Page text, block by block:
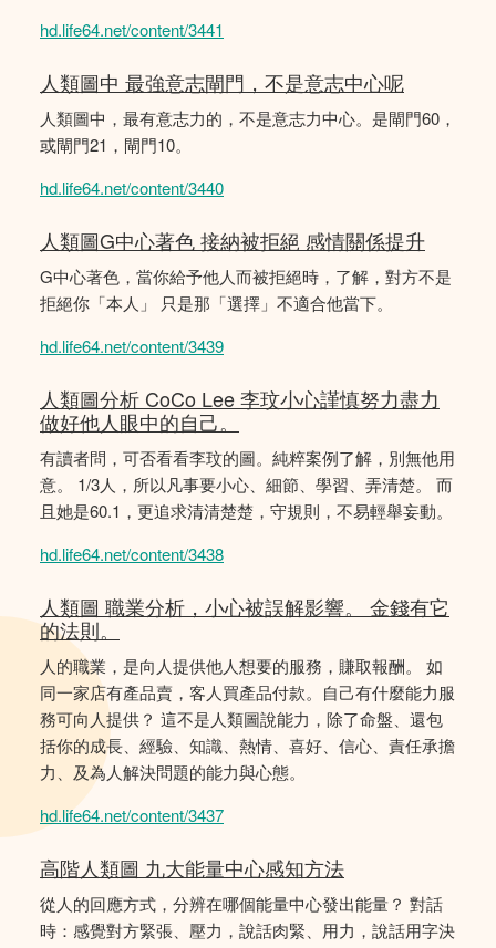
hd.life64.net/content/3441
人類圖中 最強意志閘門，不是意志中心呢
人類圖中，最有意志力的，不是意志力中心。是閘門60，
或閘門21，閘門10。
hd.life64.net/content/3440
人類圖G中心著色 接納被拒絕 感情關係提升
G中心著色，當你給予他人而被拒絕時，了解，對方不是
拒絕你「本人」 只是那「選擇」不適合他當下。
hd.life64.net/content/3439
人類圖分析 CoCo Lee 李玟小心謹慎努力盡力
做好他人眼中的自己。
有讀者問，可否看看李玟的圖。純粹案例了解，別無他用
意。 1/3人，所以凡事要小心、細節、學習、弄清楚。 而
且她是60.1，更追求清清楚楚，守規則，不易輕舉妄動。
hd.life64.net/content/3438
人類圖 職業分析，小心被誤解影響。 金錢有它
的法則。
人的職業，是向人提供他人想要的服務，賺取報酬。 如
同一家店有產品賣，客人買產品付款。自己有什麼能力服
務可向人提供？ 這不是人類圖說能力，除了命盤、還包
括你的成長、經驗、知識、熱情、喜好、信心、責任承擔
力、及為人解決問題的能力與心態。
hd.life64.net/content/3437
高階人類圖 九大能量中心感知方法
從人的回應方式，分辨在哪個能量中心發出能量？ 對話
時：感覺對方緊張、壓力，說話肉緊、用力，說話用字決